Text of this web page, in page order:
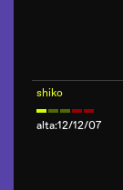
shiko
alta:12/12/07